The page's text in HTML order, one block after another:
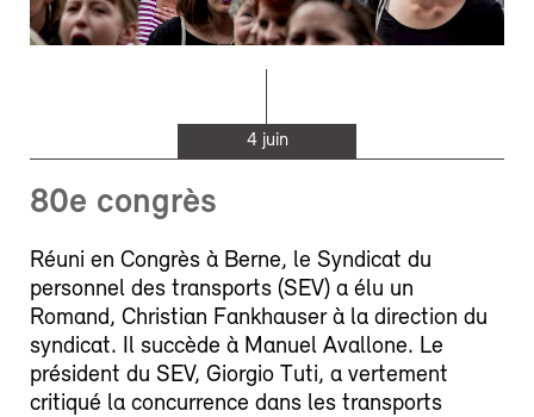
4 juin
80e congrès
Réuni en Congrès à Berne, le Syndicat du
personnel des transports (SEV) a élu un
Romand, Christian Fankhauser à la direction du
syndicat. Il succède à Manuel Avallone. Le
président du SEV, Giorgio Tuti, a vertement
critiqué la concurrence dans les transports